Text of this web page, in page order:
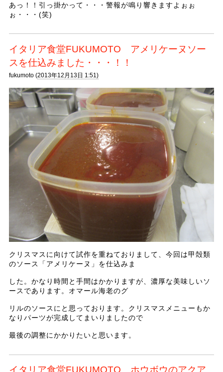
あっ！！引っ掛かって・・・警報が鳴り響きますよぉぉ
ぉ・・・(笑)
イタリア食堂FUKUMOTO アメリケーヌソー
スを仕込みました・・・！！
fukumoto (2013年12月13日 1:51)
クリスマスに向けて試作を重ねておりまして、今回は甲殻類
のソース「アメリケーヌ」を仕込みま
した。かなり時間と手間はかかりますが、濃厚な美味しいソ
ースであります。オマール海老のグ
リルのソースにと思っております。クリスマスメニューもか
なりパーツが完成してまいりましたので
最後の調整にかかりたいと思います。
イタリア食堂FUKUMOTO ホウボウのアクア